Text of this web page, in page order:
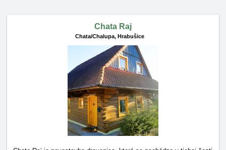
Chata Raj
Chata/Chalupa, Hrabušice